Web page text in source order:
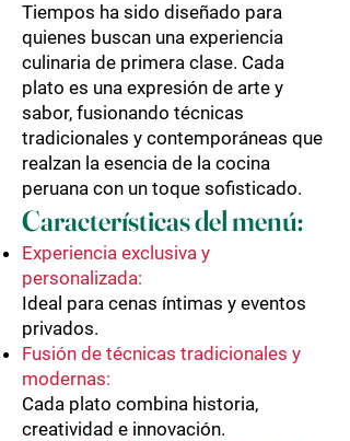
Tiempos ha sido diseñado para
quienes buscan una experiencia
culinaria de primera clase. Cada
plato es una expresión de arte y
sabor, fusionando técnicas
tradicionales y contemporáneas que
realzan la esencia de la cocina
peruana con un toque sofisticado.
Características del menú:
Experiencia exclusiva y
personalizada:
Ideal para cenas íntimas y eventos
privados.
Fusión de técnicas tradicionales y
modernas:
Cada plato combina historia,
creatividad e innovación.